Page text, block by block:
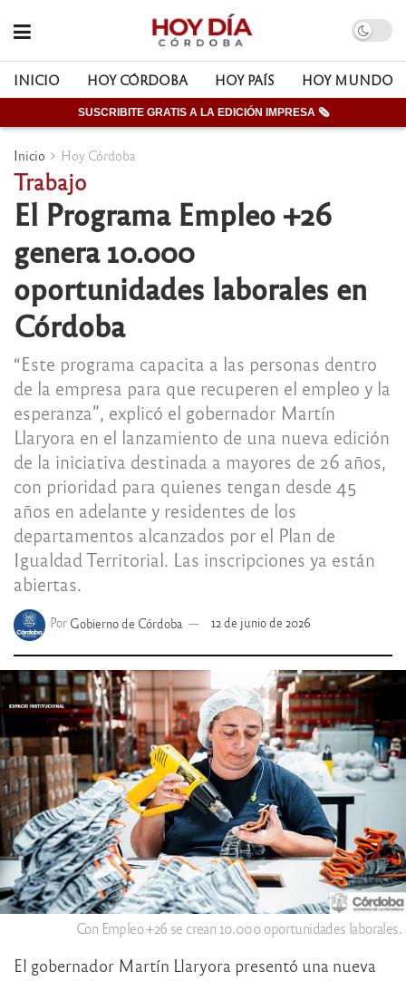
INICIO HOY CÓRDOBA HOY PAÍS HOY MUNDO
SUSCRIBITE GRATIS A LA EDICIÓN IMPRESA 🗞
Inicio Hoy Córdoba
Trabajo
El Programa Empleo +26
genera 10.000
oportunidades laborales en
Córdoba
“Este programa capacita a las personas dentro
de la empresa para que recuperen el empleo y la
esperanza”, explicó el gobernador Martín
Llaryora en el lanzamiento de una nueva edición
de la iniciativa destinada a mayores de 26 años,
con prioridad para quienes tengan desde 45
años en adelante y residentes de los
departamentos alcanzados por el Plan de
Igualdad Territorial. Las inscripciones ya están
abiertas.
Por Gobierno de Córdoba 12 de junio de 2026
Con Empleo +26 se crean 10.000 oportunidades laborales.
El gobernador Martín Llaryora presentó una nueva